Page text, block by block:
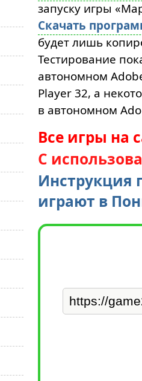
запуску игры
Скачать
будет лишь
Тестирование
автономном
Player 32, а
в автономном
Все игры на
С
Инструкция
играют в